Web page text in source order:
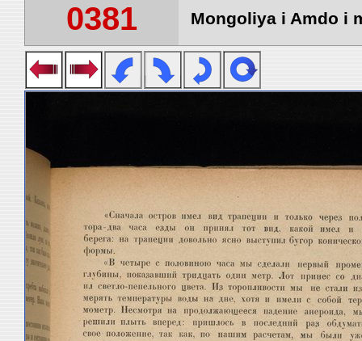
0381 Mongoliya i Amdo i